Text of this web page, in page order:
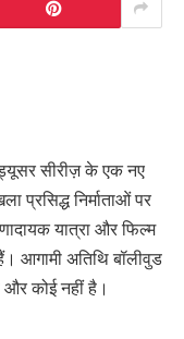
सीरीज़ के एक नए
निर्माताओं पर
यात्रा और फिल्म
आगामी अतिथि बॉलीवुड
कोई नहीं है।